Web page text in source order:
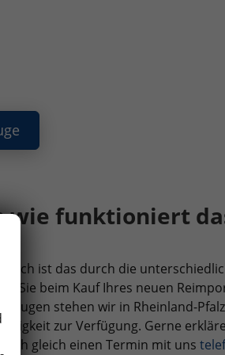
wie funktioniert
ist das durch die
Sie beim Kauf Ihres neuen
stehen wir in Rheinland-
zur Verfügung. Gerne
gleich einen Termin mit uns